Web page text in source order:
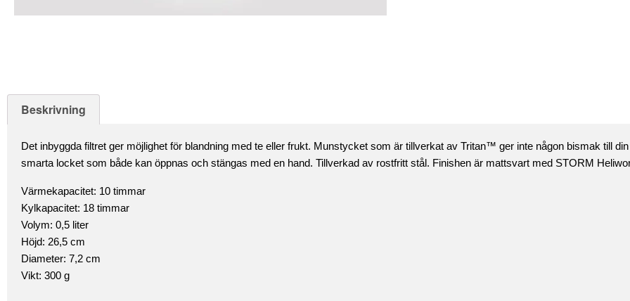
Beskrivning
Det inbyggda filtret ger möjlighet för blandning med te eller frukt. Munstycket som är tillverkat av Tritan™ ger inte någon bismak till
smarta locket som både kan öppnas och stängas med en hand. Tillverkad av rostfritt stål. Finishen är mattsvart med STORM
Värmekapacitet: 10 timmar
Kylkapacitet: 18 timmar
Volym: 0,5 liter
Höjd: 26,5 cm
Diameter: 7,2 cm
Vikt: 300 g